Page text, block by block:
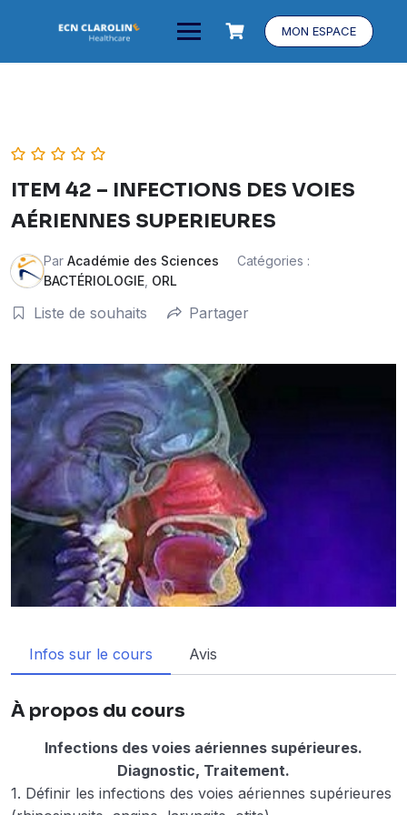
MON ESPACE
ITEM 42 – INFECTIONS DES VOIES
AÉRIENNES SUPERIEURES
Par Académie des Sciences
Catégories :
BACTÉRIOLOGIE ORL
Liste de souhaits Partager
Infos sur le cours Avis
À propos du cours
Infections des voies aériennes supérieures.
Diagnostic, Traitement.
1. Définir les infections des voies aériennes supérieures